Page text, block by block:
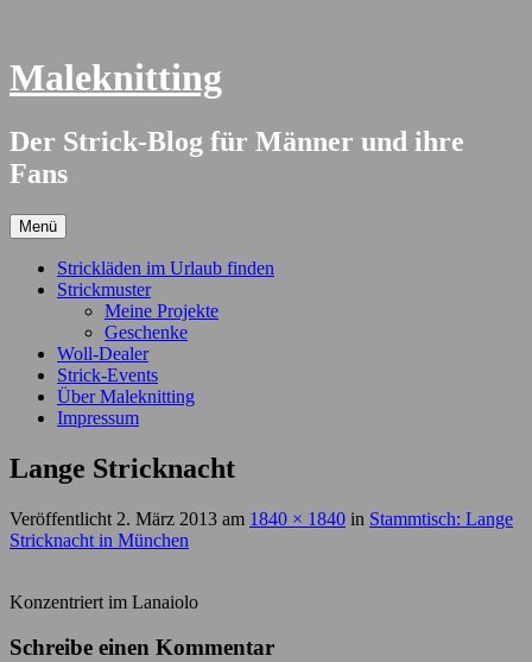
Inhalt
Maleknitting
Der Strick-Blog für Männer und ihre
Fans
Menü
Strickläden im Urlaub finden
Strickmuster
Meine Projekte
Geschenke
Woll-Dealer
Strick-Events
Über Maleknitting
Impressum
Lange Stricknacht
Veröffentlicht 2. März 2013 am 1840 × 1840 in Stammtisch: Lange
Stricknacht in München
Konzentriert im Lanaiolo
Schreibe einen Kommentar